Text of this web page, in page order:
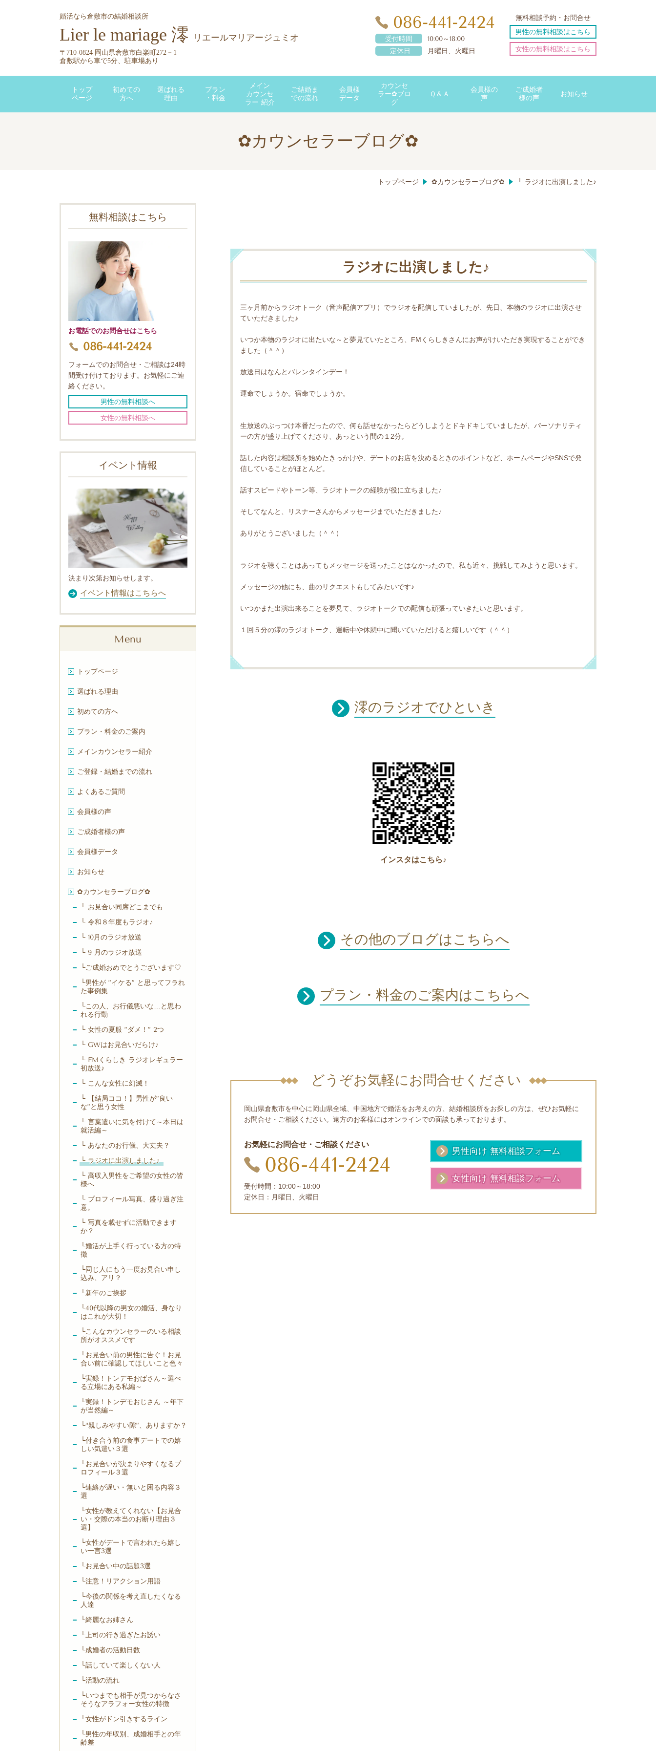
婚活なら倉敷市の結婚相談所
Lier le mariage 澪 リエールマリアージュミオ
〒710-0824 岡山県倉敷市白楽町272－1
倉敷駅から車で5分、駐車場あり
086-441-2424
受付時間
10:00～18:00
定休日
月曜日、火曜日
無料相談予約・お問合せ
男性の無料相談はこちら
女性の無料相談はこちら
トップ
ページ
初めての
方へ
選ばれる
理由
プラン
・料金
メイン
カウンセ
ラー 紹介
ご結婚ま
での流れ
会員様
データ
カウンセ
ラー✿ブロ
グ
Ｑ＆Ａ
会員様の
声
ご成婚者
様の声
お知らせ
✿カウンセラーブログ✿
トップページ ✿カウンセラーブログ✿ └ ラジオに出演しました♪
ラジオに出演しました♪
三ヶ月前からラジオトーク（音声配信アプリ）でラジオを配信していましたが、先日、本物のラジオに出演させ
ていただきました♪
いつか本物のラジオに出たいな～と夢見ていたところ、FMくらしきさんにお声がけいただき実現することができ
ました（＾＾）
放送日はなんとバレンタインデー！
運命でしょうか。宿命でしょうか。
生放送のぶっつけ本番だったので、何も話せなかったらどうしようとドキドキしていましたが、パーソナリティ
ーの方が盛り上げてくださり、あっという間の１2分。
話した内容は相談所を始めたきっかけや、デートのお店を決めるときのポイントなど、ホームページやSNSで発
信していることがほとんど。
話すスピードやトーン等、ラジオトークの経験が役に立ちました♪
そしてなんと、リスナーさんからメッセージまでいただきました♪
ありがとうございました（＾＾）
ラジオを聴くことはあってもメッセージを送ったことはなかったので、私も近々、挑戦してみようと思います。
メッセージの他にも、曲のリクエストもしてみたいです♪
いつかまた出演出来ることを夢見て、ラジオトークでの配信も頑張っていきたいと思います。
１回５分の澪のラジオトーク、運転中や休憩中に聞いていただけると嬉しいです（＾＾）
澪のラジオでひといき
インスタはこちら♪
その他のブログはこちらへ
プラン・料金のご案内はこちらへ
どうぞお気軽にお問合せください
岡山県倉敷市を中心に岡山県全域、中国地方で婚活をお考えの方、結婚相談所をお探しの方は、ぜひお気軽に
お問合せ・ご相談ください。遠方のお客様にはオンラインでの面談も承っております。
お気軽にお問合せ・ご相談ください
086-441-2424
受付時間： 10:00～18:00
定休日：月曜日、火曜日
男性向け 無料相談フォーム
女性向け 無料相談フォーム
無料相談はこちら
お電話でのお問合せはこちら
086-441-2424
フォームでのお問合せ・ご相談は24時
間受け付けております。お気軽にご連
絡ください。
男性の無料相談へ
女性の無料相談へ
イベント情報
決まり次第お知らせします。
イベント情報はこちらへ
Menu
トップページ
選ばれる理由
初めての方へ
プラン・料金のご案内
メインカウンセラー紹介
ご登録・結婚までの流れ
よくあるご質問
会員様の声
ご成婚者様の声
会員様データ
お知らせ
✿カウンセラーブログ✿
└ お見合い同席どこまでも
└ 令和８年度もラジオ♪
└ 10月のラジオ放送
└ 9 月のラジオ放送
└ご成婚おめでとうございます♡
└男性が ”イケる” と思ってフラれ
た事例集
└この人、お行儀悪いな…と思わ
れる行動
└ 女性の夏服 ”ダメ！” 2つ
└ GWはお見合いだらけ♪
└ FMくらしき ラジオレギュラー
初放送♪
└ こんな女性に幻滅！
└ 【結局ココ！】男性が”良い
な”と思う女性
└ 言葉遣いに気を付けて～本日は
就活編～
└ あなたのお行儀、大丈夫？
└ ラジオに出演しました♪
└ 高収入男性をご希望の女性の皆
様へ
└ プロフィール写真、盛り過ぎ注
意。
└ 写真を載せずに活動できます
か？
└婚活が上手く行っている方の特
徴
└同じ人にもう一度お見合い申し
込み、アリ？
└新年のご挨拶
└40代以降の男女の婚活、身なり
はこれが大切！
└こんなカウンセラーのいる相談
所がオススメです
└お見合い前の男性に告ぐ！お見
合い前に確認してほしいこと色々
└実録！トンデモおばさん～選べ
る立場にある私編～
└実録！トンデモおじさん ～年下
が当然編～
└“親しみやすい隙”、ありますか？
└付き合う前の食事デートでの嬉
しい気遣い３選
└お見合いが決まりやすくなるプ
ロフィール３選
└連絡が遅い・無いと困る内容３
選
└女性が教えてくれない【お見合
い・交際の本当のお断り理由３
選】
└女性がデートで言われたら嬉し
い一言3選
└お見合い中の話題3選
└注意！リアクション用語
└今後の関係を考え直したくなる
人達
└綺麗なお姉さん
└上司の行き過ぎたお誘い
└成婚者の活動日数
└話していて楽しくない人
└活動の流れ
└いつまでも相手が見つからなさ
そうなアラフォー女性の特徴
└女性がドン引きするライン
└男性の年収別、成婚相手との年
齢差